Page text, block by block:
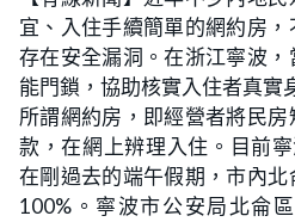
t
e
d
e
d
:
2
2
.
9
0
%
宜、入住手續簡單的網約房
存在安全漏洞。在浙江寧波
能門鎖，協助核實入住者真實
所謂網約房，即經營者將民
款，在網上辨理入住。目前
在剛過去的端午假期，市內
100%。寧波市公安局北侖